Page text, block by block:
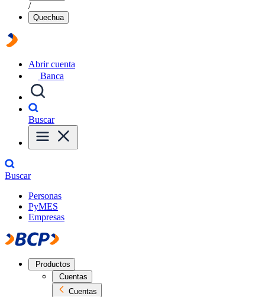
/
Quechua
Abrir cuenta
Banca
Buscar
Buscar
Personas
PyMES
Empresas
Productos
Cuentas
Cuentas